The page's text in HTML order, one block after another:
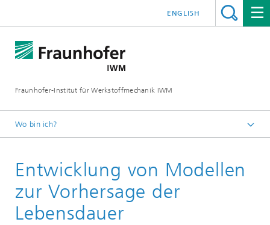
Fraunhofer-Institut für Werkstoffmechanik IWM
ENGLISH
Wo bin ich?
Geschäftsfelder
Werkstoffbewertung und Lebensdauerkonzepte
Lebensdauerkonzepte für Wasserstoffanwendungen
Entwicklung von Modellen
zur Vorhersage der
Lebensdauer